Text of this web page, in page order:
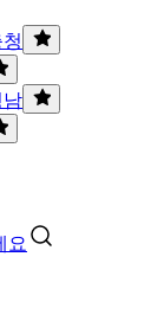
남
요